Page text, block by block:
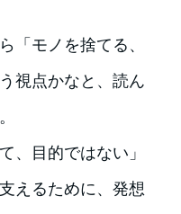
「モノを捨てる、
視点かなと、読ん
、目的ではない」
えるために、発想